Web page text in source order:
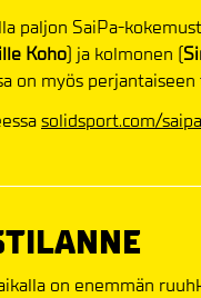
paljon SaiPa-
Koho) ja kolmonen (
on myös
solidsport.com/saipa
on enemmän